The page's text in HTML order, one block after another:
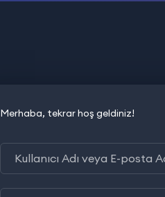
Merhaba, tekrar hoş geldiniz!